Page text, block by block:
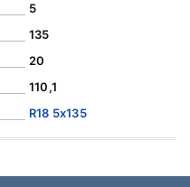
5
135
20
110,1
R18 5x135